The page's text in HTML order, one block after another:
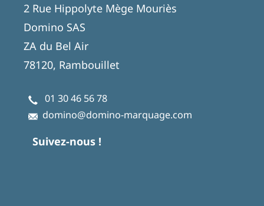
2 Rue Hippolyte Mège Mouriès
Domino SAS
ZA du Bel Air
78120, Rambouillet
01 30 46 56 78
domino@domino-marquage.com
Suivez-nous !